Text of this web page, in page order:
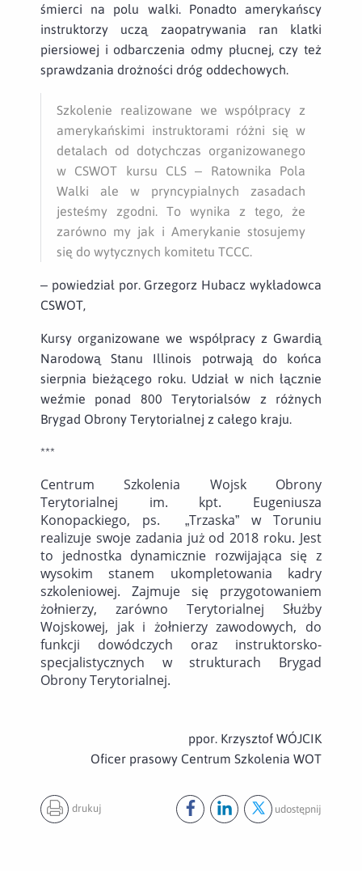
śmierci na polu walki. Ponadto amerykańscy
instruktorzy uczą zaopatrywania ran klatki
piersiowej i odbarczenia odmy płucnej, czy też
sprawdzania drożności dróg oddechowych.
Szkolenie realizowane we współpracy z
amerykańskimi instruktorami różni się w
detalach od dotychczas organizowanego
w CSWOT kursu CLS – Ratownika Pola
Walki ale w pryncypialnych zasadach
jesteśmy zgodni. To wynika z tego, że
zarówno my jak i Amerykanie stosujemy
się do wytycznych komitetu TCCC.
– powiedział por. Grzegorz Hubacz wykładowca
CSWOT,
Kursy organizowane we współpracy z Gwardią
Narodową Stanu Illinois potrwają do końca
sierpnia bieżącego roku. Udział w nich łącznie
weźmie ponad 800 Terytorialsów z różnych
Brygad Obrony Terytorialnej z całego kraju.
***
Centrum Szkolenia Wojsk Obrony
Terytorialnej im. kpt. Eugeniusza
Konopackiego, ps. „Trzaska” w Toruniu
realizuje swoje zadania już od 2018 roku. Jest
to jednostka dynamicznie rozwijająca się z
wysokim stanem ukompletowania kadry
szkoleniowej. Zajmuje się przygotowaniem
żołnierzy, zarówno Terytorialnej Służby
Wojskowej, jak i żołnierzy zawodowych, do
funkcji dowódczych oraz instruktorsko-
specjalistycznych w strukturach Brygad
Obrony Terytorialnej.
ppor. Krzysztof WÓJCIK
Oficer prasowy Centrum Szkolenia WOT
drukuj udostępnij